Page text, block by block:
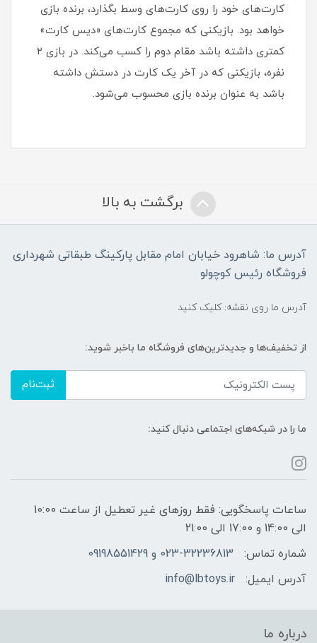
کارت‌های خود را روی کارت‌های وسط بگذارد، برنده بازی
خواهد بود. بازیکنی که مجموع کارت‌های «دیس کارت»
کمتری داشته باشد مقام دوم را کسب می‌کند. در بازی ۲
نفره، بازیکنی که در آخر یک کارت در دستش داشته
باشد به عنوان برنده بازی محسوب می‌شود.
برگشت به بالا
آدرس ما: شاهرود خیابان امام مقابل پارکینگ طبقاتی شهرداری
فروشگاه رئیس کوچولو
آدرس ما روی نقشه: کلیک کنید
از تخفیف‌ها و جدیدترین‌های فروشگاه ما باخبر شوید:
ثبت‌نام
ما را در شبکه‌های اجتماعی دنبال کنید:
ساعات پاسخگویی: فقط روزهای غیر تعطیل از ساعت 10:00
الی 14:00 و 17:00 الی 21:00
شماره تماس:
023-32236813 و 09198551429
آدرس ایمیل:
info@lbtoys.ir
درباره ما